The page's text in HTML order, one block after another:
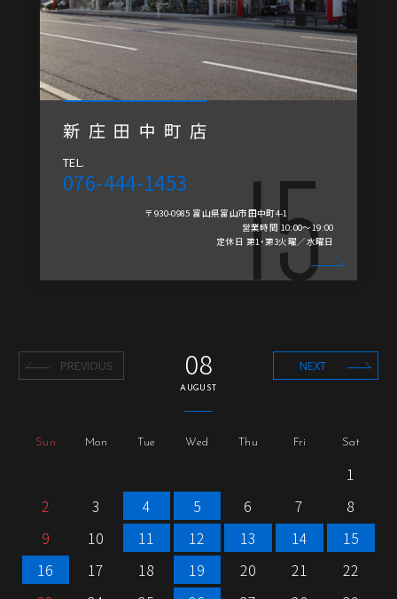
新庄田中町店
TEL.
076-444-1453
〒930-0985 富山県富山市田中町4-1
営業時間 10:00～19:00
定休日 第1・第3火曜／水曜日
PREVIOUS NEXT
08
AUGUST
Sun Mon Tue Wed Thu Fri Sat
1
2
3 4 5 6 7
8
9
10 11 12 13 14
15
16
17 18 19 20 21
22